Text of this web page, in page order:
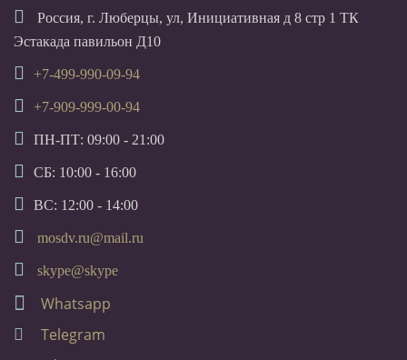
Россия, г. Люберцы, ул, Инициативная д 8 стр 1 ТК
Эстакада павильон Д10
+7-499-990-09-94
+7-909-999-00-94
ПН-ПТ: 09:00 - 21:00
СБ: 10:00 - 16:00
ВС: 12:00 - 14:00
mosdv.ru@mail.ru
skype@skype
Whatsapp
Telegram